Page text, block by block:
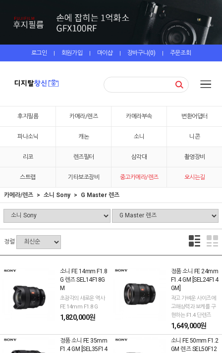
로그인 | 회원가입 | 마이샵 | 장바구니(0) | 주문조회
후지필름 카메라/렌즈 카메라부속 변환어댑터
파나소닉 캐논 소니 니콘
리코 렌즈필터 삼각대 촬영장비
스트랩 기타보조장비 중고카메라/렌즈 오시는길
카메라/렌즈 소니 Sony G Master 렌즈
정렬
소니 FE 14mm F1.8
G 렌즈 SEL14F18G
M
초광각의 새로운 역사
FE 14mm F1.8 G
1,820,000원
정품 소니 FE 24mm
F1.4 GM [SEL24F14
GM]
작고 가벼운 사이즈에
고해상력과 보케를 구
현하는 F1.4 단렌즈
1,649,000원
정품 소니 FE 35mm
F1.4 GM [SEL35F14
소니 FE 50mm F1.2
GM 렌즈 SEL50F12